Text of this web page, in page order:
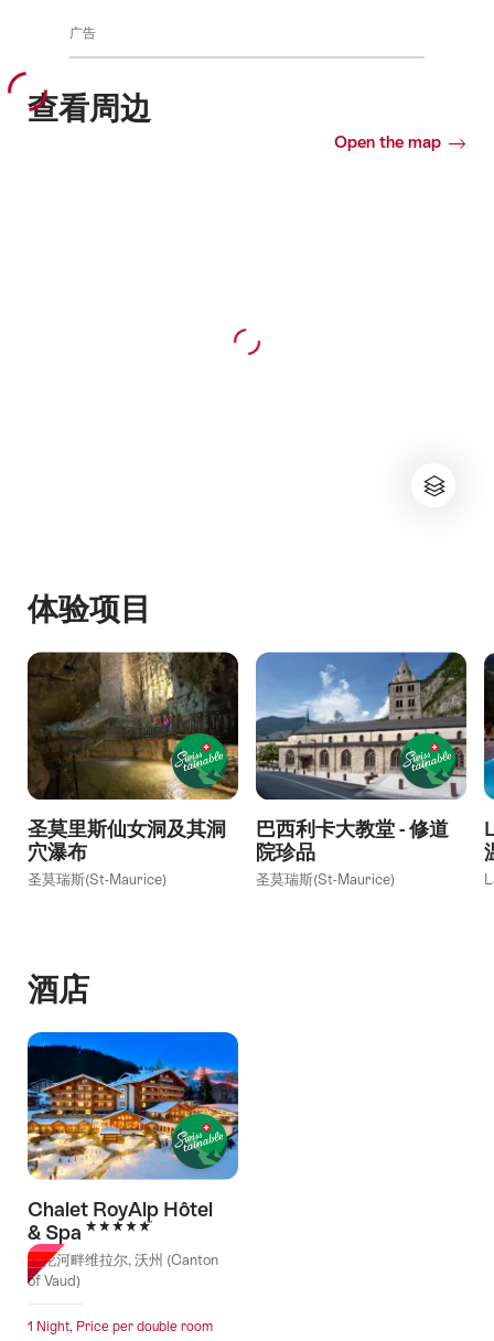
广告
查看周边
Open the map
体验项目
圣莫里斯仙女洞及其洞
穴瀑布
圣莫瑞斯(St-Maurice)
巴西利卡大教堂 - 修道
院珍品
圣莫瑞斯(St-Maurice)
酒店
Chalet RoyAlp Hôtel
& Spa 5 Stars
罗伦河畔维拉尔, 沃州 (Canton
of Vaud)
1 Night, Price per double room